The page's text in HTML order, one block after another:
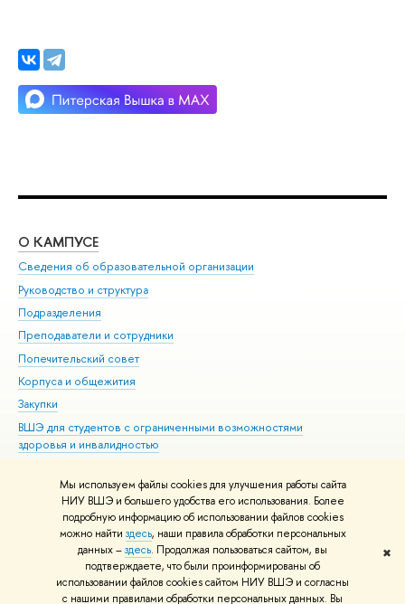
Мы используем файлы cookies для улучшения работы сайта
НИУ ВШЭ и большего удобства его использования. Более
подробную информацию об использовании файлов cookies
можно найти здесь, наши правила обработки персональных
данных –здесь. Продолжая пользоваться сайтом, вы
подтверждаете, что были проинформированы об
использовании файлов cookies сайтом НИУ ВШЭ и согласны
с нашими правилами обработки персональных данных. Вы
✖
О КАМПУСЕ
Сведения об образовательной организации
Руководство и структура
Подразделения
Преподаватели и сотрудники
Попечительский совет
Корпуса и общежития
Закупки
ВШЭ для студентов с ограниченными возможностями
здоровья и инвалидностью
Единая платежная страница
© НИУ ВШЭ 1993–2026 Адреса и контакты Условия использования
материалов Политика конфиденциальности Карта сайта